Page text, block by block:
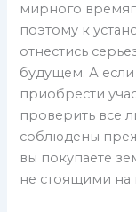
мирного
поэтому к
отнестись
будущем. А если
приобрести
проверить все
соблюдены
вы покупаете
не стоящими на